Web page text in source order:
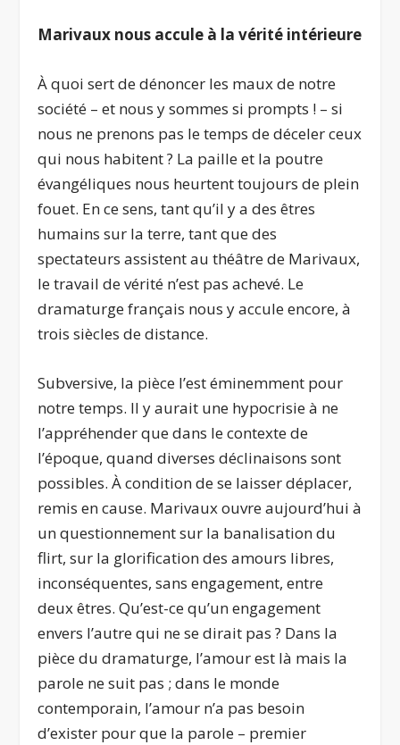
Marivaux nous accule à la vérité intérieure
À quoi sert de dénoncer les maux de notre
société – et nous y sommes si prompts ! – si
nous ne prenons pas le temps de déceler ceux
qui nous habitent ? La paille et la poutre
évangéliques nous heurtent toujours de plein
fouet. En ce sens, tant qu’il y a des êtres
humains sur la terre, tant que des
spectateurs assistent au théâtre de Marivaux,
le travail de vérité n’est pas achevé. Le
dramaturge français nous y accule encore, à
trois siècles de distance.
Subversive, la pièce l’est éminemment pour
notre temps. Il y aurait une hypocrisie à ne
l’appréhender que dans le contexte de
l’époque, quand diverses déclinaisons sont
possibles. À condition de se laisser déplacer,
remis en cause. Marivaux ouvre aujourd’hui à
un questionnement sur la banalisation du
flirt, sur la glorification des amours libres,
inconséquentes, sans engagement, entre
deux êtres. Qu’est-ce qu’un engagement
envers l’autre qui ne se dirait pas ? Dans la
pièce du dramaturge, l’amour est là mais la
parole ne suit pas ; dans le monde
contemporain, l’amour n’a pas besoin
d’exister pour que la parole – premier